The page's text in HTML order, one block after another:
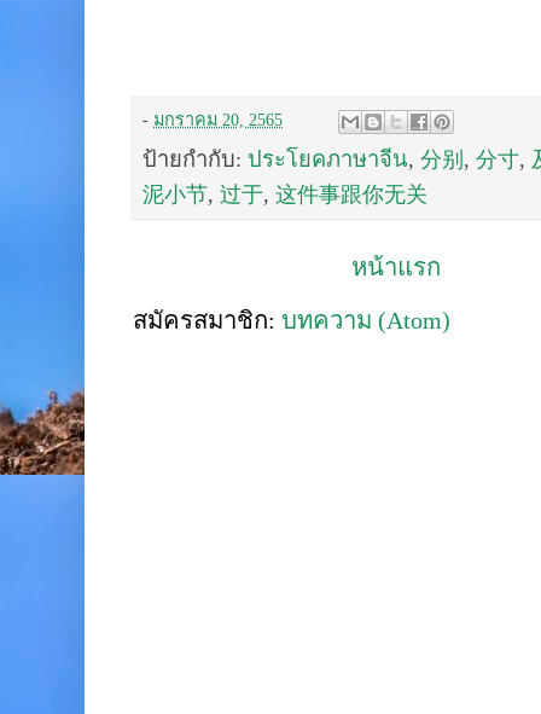
- มกราคม 20, 2565
ป้ายกำกับ: ประโยคภาษาจีน, 分别 , 分寸,
泥小节, 过于, 这件事跟你无关
หน้าแรก
สมัครสมาชิก: บทความ (Atom)